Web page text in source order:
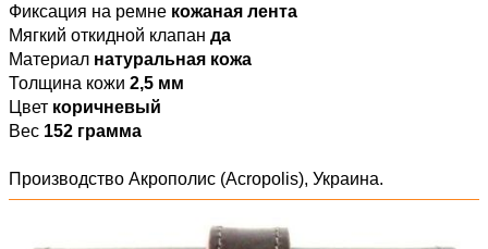
Фиксация на ремне кожаная лента
Мягкий откидной клапан да
Материал натуральная кожа
Толщина кожи 2,5 мм
Цвет коричневый
Вес 152 грамма
Производство Акрополис (Acropolis), Украина.